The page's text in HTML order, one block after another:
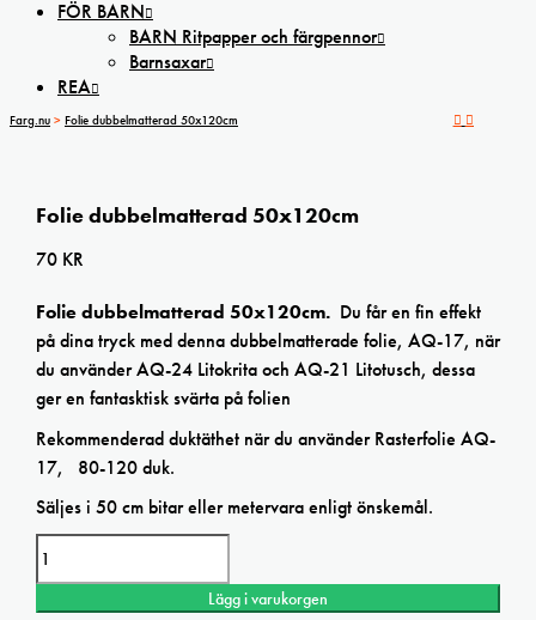
FÖR BARN
BARN Ritpapper och färgpennor
Barnsaxar
REA
Farg.nu > Folie dubbelmatterad 50x120cm
Folie dubbelmatterad 50x120cm
70 KR
Folie dubbelmatterad 50x120cm. Du får en fin effekt
på dina tryck med denna dubbelmatterade folie, AQ-17, när
du använder AQ-24 Litokrita och AQ-21 Litotusch, dessa
ger en fantasktisk svärta på folien
Rekommenderad duktäthet när du använder Rasterfolie AQ-
17, 80-120 duk.
Säljes i 50 cm bitar eller metervara enligt önskemål.
Folie
dubbelmatterad
50x120cm
mängd
Lägg i varukorgen